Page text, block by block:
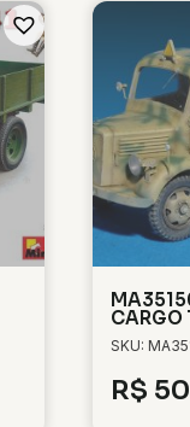
CARGO
SKU:
R$